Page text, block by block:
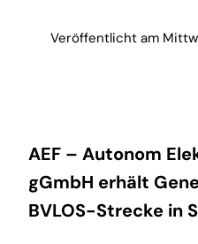
Veröffentlicht am
AEF – Autonom
gGmbH erhält
BVLOS-Strecke in